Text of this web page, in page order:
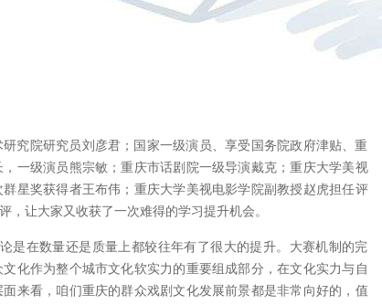
究院研究员刘彦君；国家一级演员、享受国务院政府津贴、重
一级演员熊宗敏；重庆市话剧院一级导演戴克；重庆大学美视
星奖获得者王布伟；重庆大学美视电影学院副教授赵虎担任评
让大家又收获了一次难得的学习提升机会。
是在数量还是质量上都较往年有了很大的提升。大赛机制的完
化作为整个城市文化软实力的重要组成部分，在文化实力与自
来看，咱们重庆的群众戏剧文化发展前景都是非常向好的，值